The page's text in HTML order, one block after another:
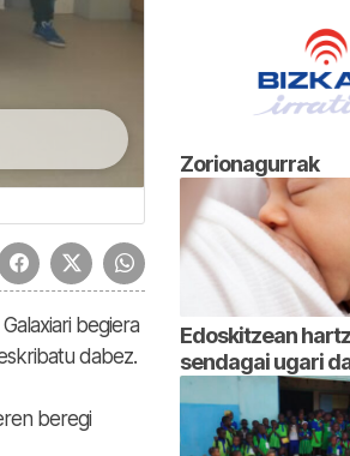
begiera
dabez.
beregi
Zorionagurrak
Edoskitzean
sendagai ugari